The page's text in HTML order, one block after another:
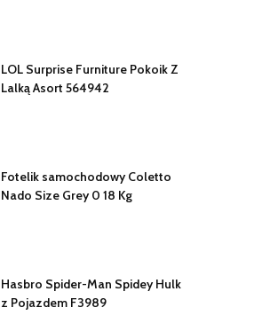
LOL Surprise Furniture Pokoik Z
Lalką Asort 564942
Fotelik samochodowy Coletto
Nado Size Grey 0 18 Kg
Hasbro Spider-Man Spidey Hulk
z Pojazdem F3989